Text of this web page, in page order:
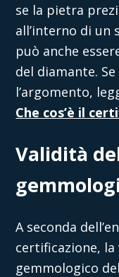
se la pietra
all’interno di un
può anche
del diamante.
l’argomento,
Che cos’è il
Validità
A seconda
certificazione,
gemmologico